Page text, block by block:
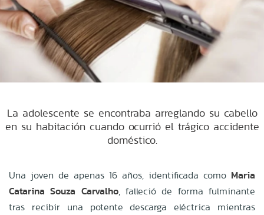
La adolescente se encontraba arreglando su cabello
en su habitación cuando ocurrió el trágico accidente
doméstico.
Una joven de apenas 16 años, identificada como Maria
Catarina Souza Carvalho, falleció de forma fulminante
tras recibir una potente descarga eléctrica mientras